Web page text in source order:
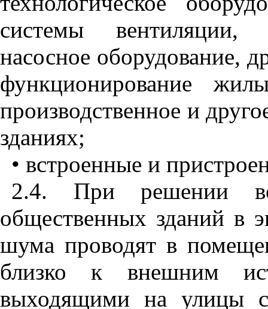
системы вентиляции,
насосное оборудование,
функционирование
производственное и
зданиях;
• встроенные и
2.4. При решении
общественных зданий в
шума проводят в
близко к внешним
выходящими на улицы